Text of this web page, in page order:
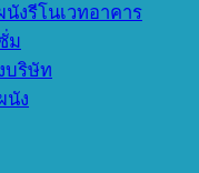
งรีโนเวทอาคาร
ม
บริษัท
นัง